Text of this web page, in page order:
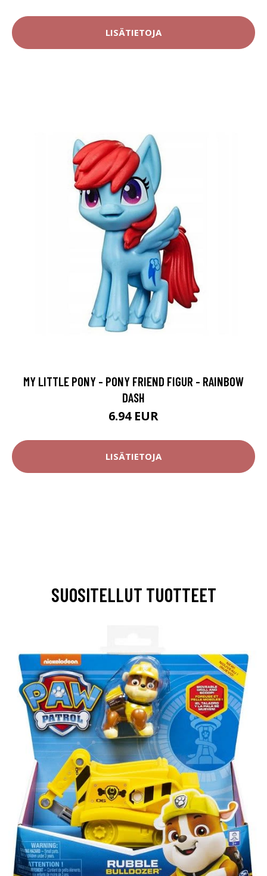
LISÄTIETOJA
MY LITTLE PONY - PONY FRIEND FIGUR - RAINBOW
DASH
6.94 EUR
LISÄTIETOJA
SUOSITELLUT TUOTTEET